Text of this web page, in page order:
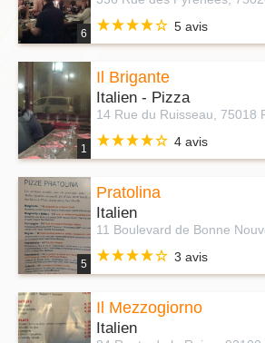
6
5 avis
1
Il Brigante
Italien - Pizza
14 Rue du Ruisseau, 75018
4 avis
5
Pratolina
Italien
3 avis
Il Mezzogiorno
Italien